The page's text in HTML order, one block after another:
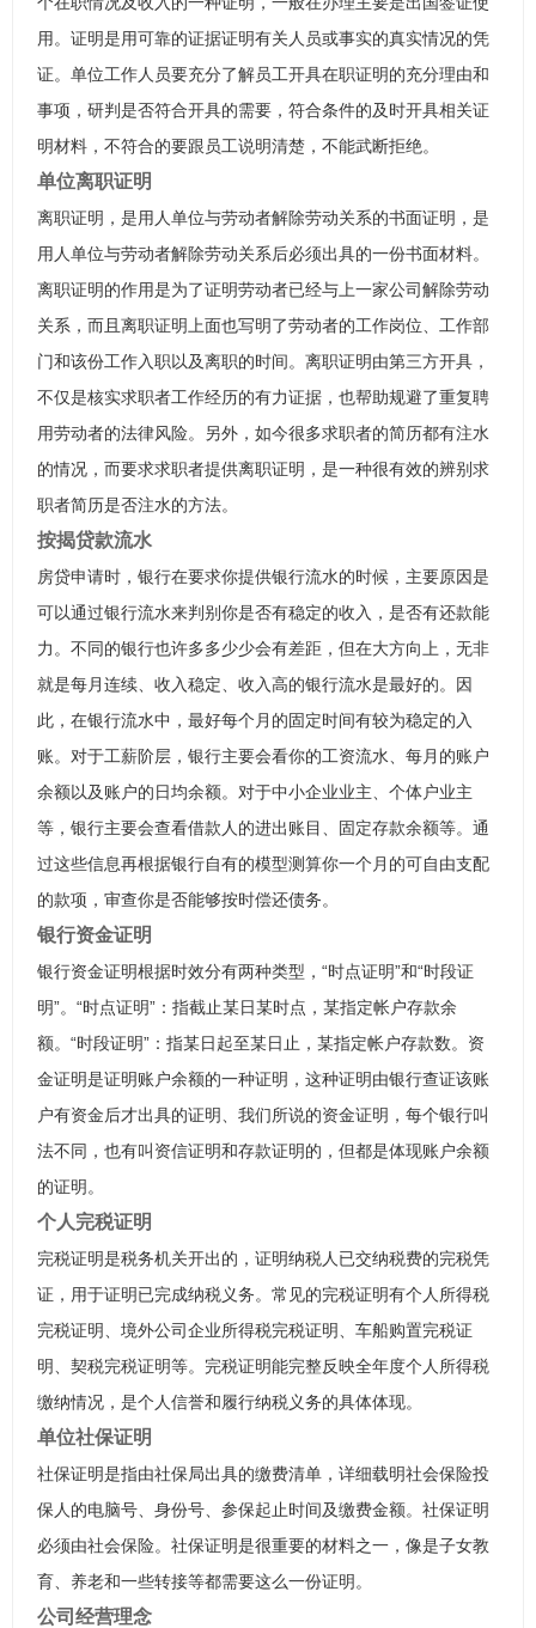
用。证明是用可靠的证据证明有关人员或事实的真实情况的凭
证。单位工作人员要充分了解员工开具在职证明的充分理由和
事项，研判是否符合开具的需要，符合条件的及时开具相关证
明材料，不符合的要跟员工说明清楚，不能武断拒绝。
单位离职证明
离职证明，是用人单位与劳动者解除劳动关系的书面证明，是
用人单位与劳动者解除劳动关系后必须出具的一份书面材料。
离职证明的作用是为了证明劳动者已经与上一家公司解除劳动
关系，而且离职证明上面也写明了劳动者的工作岗位、工作部
门和该份工作入职以及离职的时间。离职证明由第三方开具，
不仅是核实求职者工作经历的有力证据，也帮助规避了重复聘
用劳动者的法律风险。另外，如今很多求职者的简历都有注水
的情况，而要求求职者提供离职证明，是一种很有效的辨别求
职者简历是否注水的方法。
按揭贷款流水
房贷申请时，银行在要求你提供银行流水的时候，主要原因是
可以通过银行流水来判别你是否有稳定的收入，是否有还款能
力。不同的银行也许多多少少会有差距，但在大方向上，无非
就是每月连续、收入稳定、收入高的银行流水是最好的。因
此，在银行流水中，最好每个月的固定时间有较为稳定的入
账。对于工薪阶层，银行主要会看你的工资流水、每月的账户
余额以及账户的日均余额。对于中小企业业主、个体户业主
等，银行主要会查看借款人的进出账目、固定存款余额等。通
过这些信息再根据银行自有的模型测算你一个月的可自由支配
的款项，审查你是否能够按时偿还债务。
银行资金证明
银行资金证明根据时效分有两种类型，“时点证明”和“时段证
明”。“时点证明”：指截止某日某时点，某指定帐户存款余
额。“时段证明”：指某日起至某日止，某指定帐户存款数。资
金证明是证明账户余额的一种证明，这种证明由银行查证该账
户有资金后才出具的证明、我们所说的资金证明，每个银行叫
法不同，也有叫资信证明和存款证明的，但都是体现账户余额
的证明。
个人完税证明
完税证明是税务机关开出的，证明纳税人已交纳税费的完税凭
证，用于证明已完成纳税义务。常见的完税证明有个人所得税
完税证明、境外公司企业所得税完税证明、车船购置完税证
明、契税完税证明等。完税证明能完整反映全年度个人所得税
缴纳情况，是个人信誉和履行纳税义务的具体体现。
单位社保证明
社保证明是指由社保局出具的缴费清单，详细载明社会保险投
保人的电脑号、身份号、参保起止时间及缴费金额。社保证明
必须由社会保险。社保证明是很重要的材料之一，像是子女教
育、养老和一些转接等都需要这么一份证明。
公司经营理念